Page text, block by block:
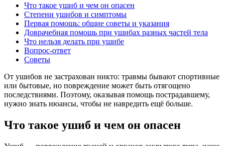
Что такое ушиб и чем он опасен
Степени ушибов и симптомы
Первая помощь: общие советы и указания
Доврачебная помощь при ушибах разных частей тела
Что нельзя делать при ушибе
Вопрос-ответ
Советы
От ушибов не застрахован никто: травмы бывают спортивные
или бытовые, но повреждение может быть отягощено
последствиями. Поэтому, оказывая помощь пострадавшему,
нужно знать нюансы, чтобы не навредить ещё больше.
Что такое ушиб и чем он опасен